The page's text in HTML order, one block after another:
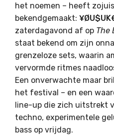
het noemen – heeft
bekendgemaakt:
zaterdagavond af op The
staat bekend om zijn
grenzeloze sets, waarin
vervormde ritmes
Een onverwachte maar
het festival – en een
line-up die zich uitstrekt
techno, experimentele
bass op vrijdag.